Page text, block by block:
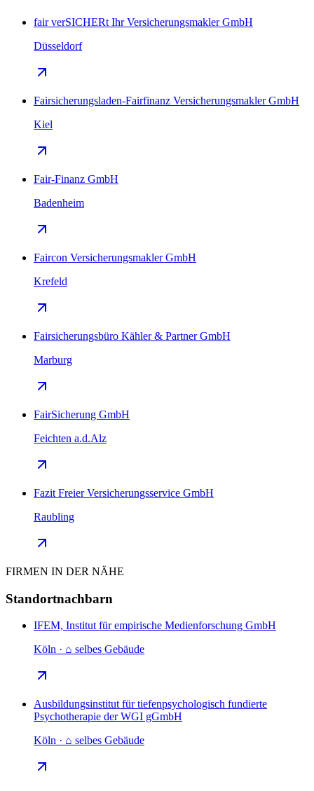
fair verSICHERt Ihr Versicherungsmakler GmbH
Düsseldorf
Fairsicherungsladen-Fairfinanz Versicherungsmakler GmbH
Kiel
Fair-Finanz GmbH
Badenheim
Faircon Versicherungsmakler GmbH
Krefeld
Fairsicherungsbüro Kähler & Partner GmbH
Marburg
FairSicherung GmbH
Feichten a.d.Alz
Fazit Freier Versicherungsservice GmbH
Raubling
FIRMEN IN DER NÄHE
Standortnachbarn
IFEM, Institut für empirische Medienforschung GmbH
Köln · ⌂ selbes Gebäude
Ausbildungsinstitut für tiefenpsychologisch fundierte
Psychotherapie der WGI gGmbH
Köln · ⌂ selbes Gebäude